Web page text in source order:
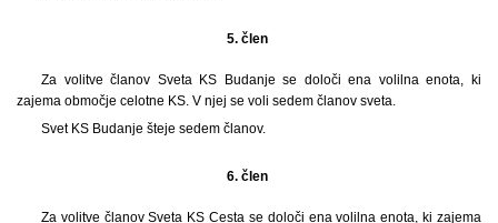
5. člen
Za volitve članov Sveta KS Budanje se določi ena volilna enota, ki
zajema območje celotne KS. V njej se voli sedem članov sveta.
Svet KS Budanje šteje sedem članov.
6. člen
Za volitve članov Sveta KS Cesta se določi ena volilna enota, ki zajema